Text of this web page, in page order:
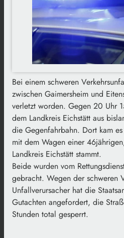
Bei einem schweren
zwischen Gaimersheim und
verletzt worden. Gegen 20 Uhr
dem Landkreis Eichstätt aus
die Gegenfahrbahn. Dort kam
mit dem Wagen einer
Landkreis Eichstätt stammt.
Beide wurden vom
gebracht. Wegen der schweren
Unfallverursacher hat die
Gutachten angefordert, die
Stunden total gesperrt.